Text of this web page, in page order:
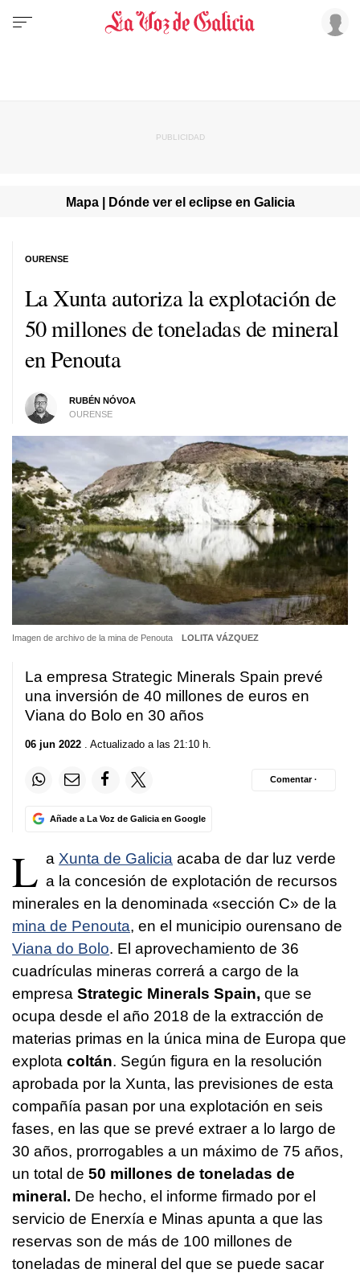
Mapa | Dónde ver el eclipse en Galicia
La Xunta autoriza la explotación de
50 millones de toneladas de mineral
en Penouta
RUBÉN NÓVOA
OURENSE
OURENSE
Imagen de archivo de la mina de Penouta LOLITA VÁZQUEZ
La empresa Strategic Minerals Spain prevé
una inversión de 40 millones de euros en
Viana do Bolo en 30 años
06 jun 2022 . Actualizado a las 21:10 h.
Añade a La Voz de Galicia en Google
Comentar ·
L a Xunta de Galicia acaba de dar luz verde
a la concesión de explotación de recursos
minerales en la denominada «sección C» de la
mina de Penouta, en el municipio ourensano de
Viana do Bolo. El aprovechamiento de 36
cuadrículas mineras correrá a cargo de la
empresa Strategic Minerals Spain, que se
ocupa desde el año 2018 de la extracción de
materias primas en la única mina de Europa que
explota coltán. Según figura en la resolución
aprobada por la Xunta, las previsiones de esta
compañía pasan por una explotación en seis
fases, en las que se prevé extraer a lo largo de
30 años, prorrogables a un máximo de 75 años,
un total de 50 millones de toneladas de
mineral. De hecho, el informe firmado por el
servicio de Enerxía e Minas apunta a que las
reservas son de más de 100 millones de
toneladas de mineral del que se puede sacar